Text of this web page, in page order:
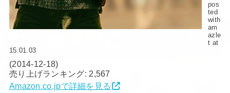
pos
ted
with
am
azle
t at
15.01.03
(2014-12-18)
売り上げランキング: 2,567
Amazon.co.jpで詳細を見る